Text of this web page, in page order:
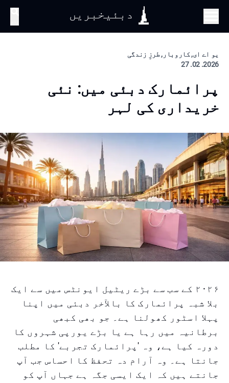
دبئیخبریں
یو اے ای, کاروبار, طرزِ زندگی
2026. 02. 27
پرائمارک دبئی میں: نئی
خریداری کی لہر
۲۰۲۶ کے سب سے بڑے ریٹیل ایونٹس میں سے ایک
بلا شبہ پرائمارک کا بالآخر دبئی میں اپنا
پہلا اسٹور کھولنا ہے۔ جو بھی کبھی
برطانیہ میں رہا ہے یا بڑے یورپی شہروں کا
دورہ کیا ہے، وہ 'پرائمارک تجربے' کا مطلب
جانتا ہے۔ وہ آرام دہ تحفظ کا احساس جب آپ
جانتے ہیں کہ ایک ایسی جگہ ہے جہاں آپ کو